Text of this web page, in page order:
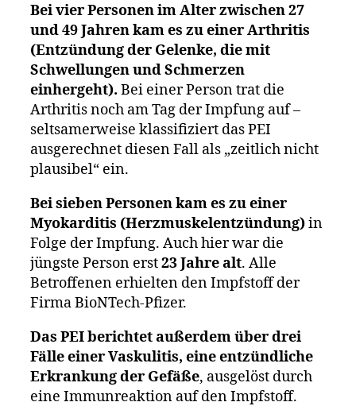
Bei vier Personen im Alter zwischen 27
und 49 Jahren kam es zu einer Arthritis
(Entzündung der Gelenke, die mit
Schwellungen und Schmerzen
einhergeht). Bei einer Person trat die
Arthritis noch am Tag der Impfung auf –
seltsamerweise klassifiziert das PEI
ausgerechnet diesen Fall als „zeitlich nicht
plausibel“ ein.
Bei sieben Personen kam es zu einer
Myokarditis (Herzmuskelentzündung)in
Folge der Impfung. Auch hier war die
jüngste Person erst23 Jahre alt. Alle
Betroffenen erhielten den Impfstoff der
Firma BioNTech-Pfizer.
Das PEI berichtet außerdem über drei
Fälle einer Vaskulitis, eine entzündliche
Erkrankung der Gefäße, ausgelöst durch
eine Immunreaktion auf den Impfstoff.